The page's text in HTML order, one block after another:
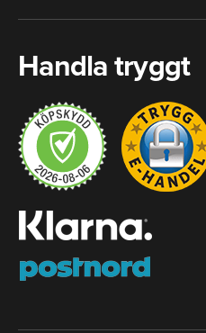
Handla tryggt